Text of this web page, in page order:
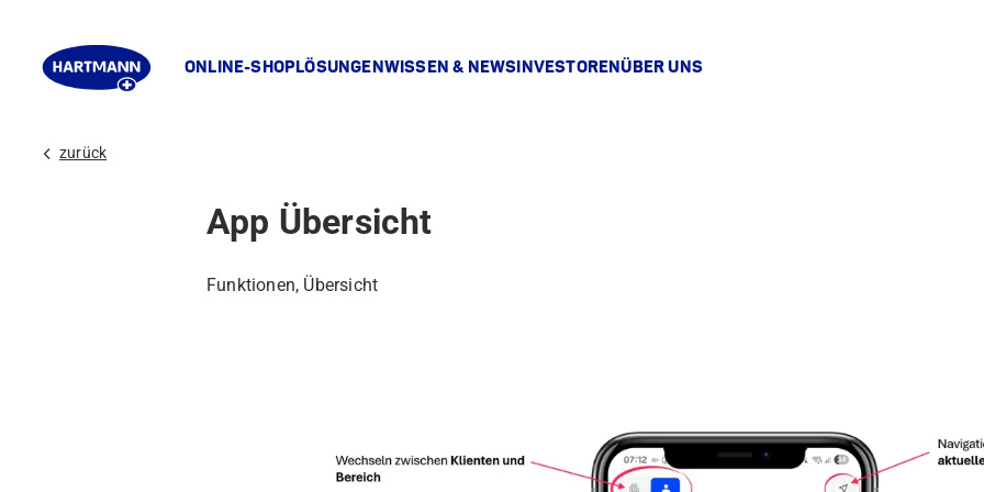
ONLINE-SHOPLÖSUNGENWISSEN & NEWSINVESTORENÜBER UNS
chevron_left zurück
App Übersicht
Funktionen, Übersicht